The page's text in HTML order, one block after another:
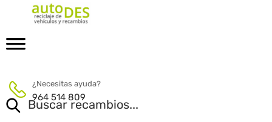
¿Necesitas ayuda?
964 514 809